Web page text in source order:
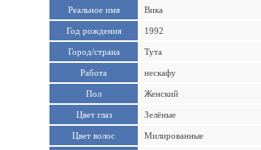
Реальное имя Вика
Год рождения 1992
Город/страна Тута
Работа нескафу
Пол Женский
Цвет глаз Зелёные
Цвет волос Милированные